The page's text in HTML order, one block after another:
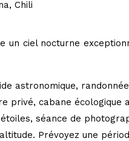
un ciel nocturne
astronomique,
privé, cabane
séance de
Prévoyez une